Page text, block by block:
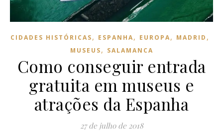
CIDADES HISTÓRICAS, ESPANHA, EUROPA, MADRID ,
MUSEUS, SALAMANCA
Como conseguir entrada
gratuita em museus e
atrações da Espanha
27 de julho de 2018